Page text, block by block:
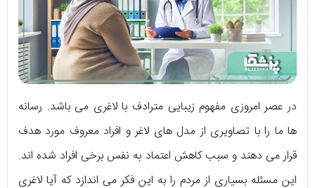
در عصر امروزی مفهوم زیبایی مترادف با لاغری می باشد. رسانه
ها ما را با تصاویری از مدل های لاغر و افراد معروف مورد هدف
قرار می دهند و سبب کاهش اعتماد به نفس برخی افراد شده اند.
این مسئله بسیاری از مردم را به این فکر می اندازد که آیا لاغری